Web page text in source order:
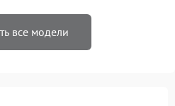
все модели